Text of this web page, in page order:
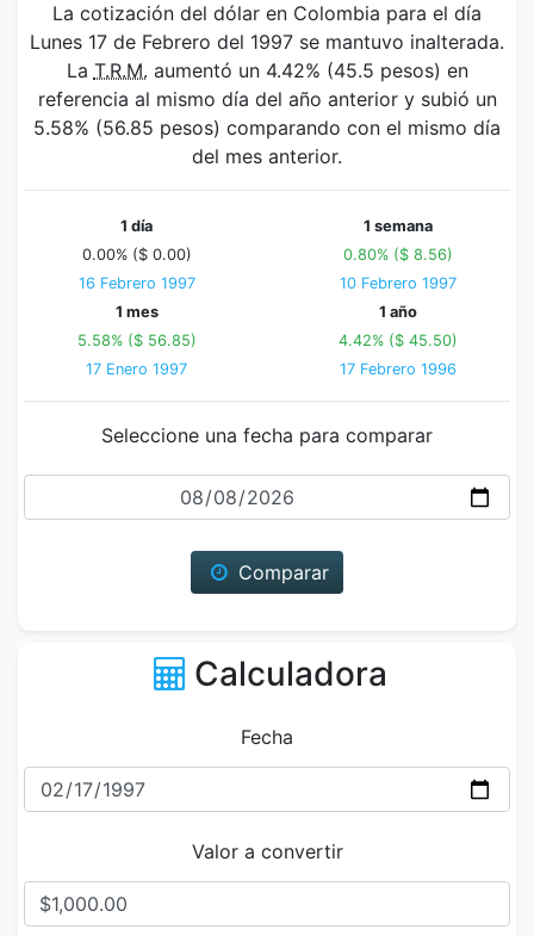
La cotización del dólar en Colombia para el día
Lunes 17 de Febrero del 1997 se mantuvo inalterada.
La T.R.M. aumentó un 4.42% (45.5 pesos) en
referencia al mismo día del año anterior y subió un
5.58% (56.85 pesos) comparando con el mismo día
del mes anterior.
1 día
0.00% ($ 0.00)
16 Febrero 1997
1 semana
0.80% ($ 8.56)
10 Febrero 1997
1 mes
5.58% ($ 56.85)
17 Enero 1997
1 año
4.42% ($ 45.50)
17 Febrero 1996
Seleccione una fecha para comparar
Fecha
Comparar
Calculadora
Fecha
Valor a convertir